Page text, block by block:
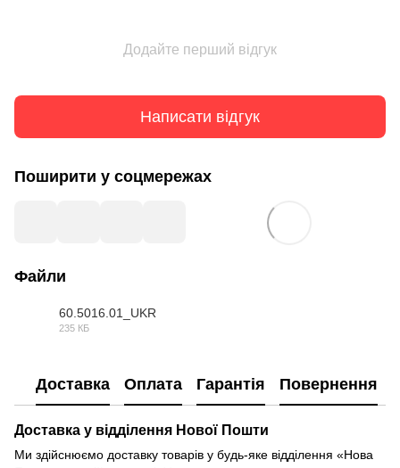
Додайте перший відгук
Написати відгук
Поширити у соцмережах
Файли
60.5016.01_UKR
235 КБ
Доставка Оплата Гарантія Повернення
Доставка у відділення Нової Пошти
Ми здійснюємо доставку товарів у будь-яке відділення «Нова